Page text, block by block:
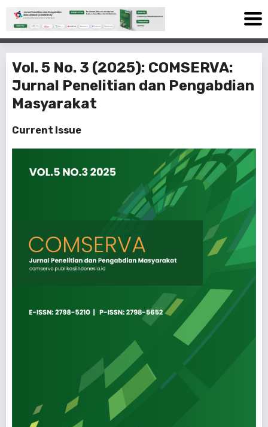
Vol. 5 No. 3 (2025): COMSERVA:
Jurnal Penelitian dan Pengabdian
Masyarakat
Current Issue